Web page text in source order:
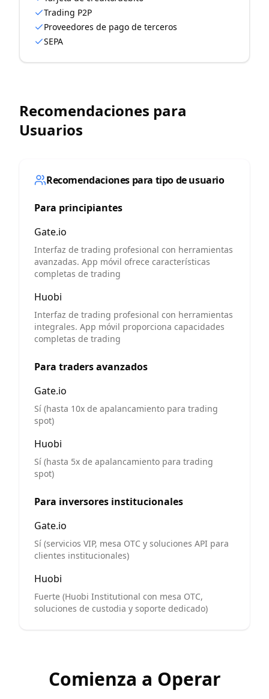
Trading P2P
Proveedores de pago de terceros
SEPA
Recomendaciones para
Usuarios
Recomendaciones para tipo de usuario
Para principiantes
Gate.io
Interfaz de trading profesional con herramientas
avanzadas. App móvil ofrece características
completas de trading
Huobi
Interfaz de trading profesional con herramientas
integrales. App móvil proporciona capacidades
completas de trading
Para traders avanzados
Gate.io
Sí (hasta 10x de apalancamiento para trading
spot)
Huobi
Sí (hasta 5x de apalancamiento para trading
spot)
Para inversores institucionales
Gate.io
Sí (servicios VIP, mesa OTC y soluciones API para
clientes institucionales)
Huobi
Fuerte (Huobi Institutional con mesa OTC,
soluciones de custodia y soporte dedicado)
Comienza a Operar